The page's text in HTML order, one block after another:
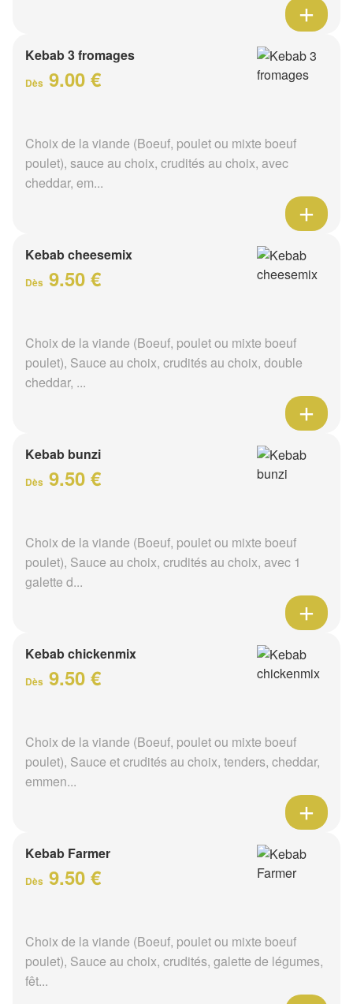
Kebab 3 fromages
Dès 9.00 €
Choix de la viande (Boeuf, poulet ou mixte boeuf
poulet), sauce au choix, crudités au choix, avec
cheddar, em...
Kebab cheesemix
Dès 9.50 €
Choix de la viande (Boeuf, poulet ou mixte boeuf
poulet), Sauce au choix, crudités au choix, double
cheddar, ...
Kebab bunzi
Dès 9.50 €
Choix de la viande (Boeuf, poulet ou mixte boeuf
poulet), Sauce au choix, crudités au choix, avec 1
galette d...
Kebab chickenmix
Dès 9.50 €
Choix de la viande (Boeuf, poulet ou mixte boeuf
poulet), Sauce et crudités au choix, tenders, cheddar,
emmen...
Kebab Farmer
Dès 9.50 €
Choix de la viande (Boeuf, poulet ou mixte boeuf
poulet), Sauce au choix, crudités, galette de légumes,
fêt...